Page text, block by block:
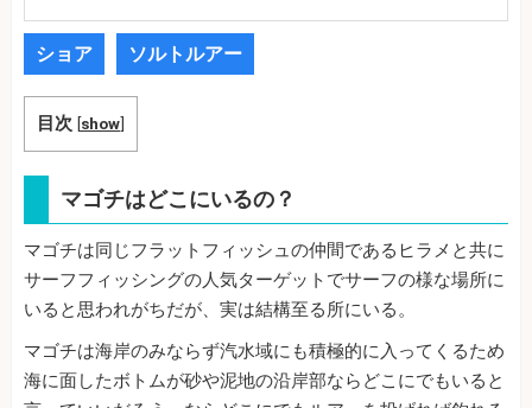
ショア ソルトルアー
目次 [show]
マゴチはどこにいるの？
マゴチは同じフラットフィッシュの仲間であるヒラメと共に
サーフフィッシングの人気ターゲットでサーフの様な場所に
いると思われがちだが、実は結構至る所にいる。
マゴチは海岸のみならず汽水域にも積極的に入ってくるため
海に面したボトムが砂や泥地の沿岸部ならどこにでもいると